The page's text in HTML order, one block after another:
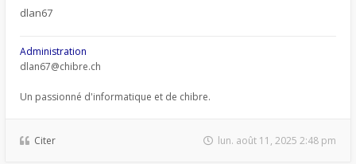
dlan67
Administration
dlan67@chibre.ch
Un passionné d'informatique et de chibre.
Citer lun. août 11, 2025 2:48 pm